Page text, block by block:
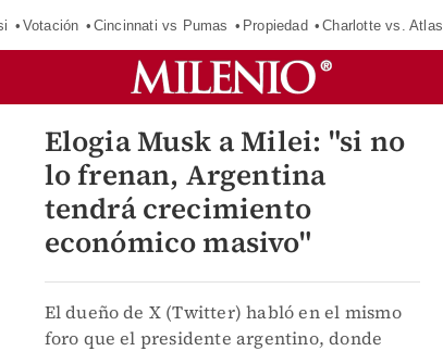
Votación Cincinnati vs Pumas Propiedad Charlotte vs. Atlas
Elogia Musk a Milei: "si no
lo frenan, Argentina
tendrá crecimiento
económico masivo"
El dueño de X (Twitter) habló en el mismo
foro que el presidente argentino, donde